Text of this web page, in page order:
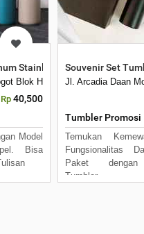
Kecamatan Batuceper Kota
Stainless Tumbler Japan
Blok H7 No 16 Daan Mogot
Rp 40,500
Model
Bisa
Souvenir Set
Jl. Arcadia Daan
Tumbler Promosi
Temukan
Fungsionalitas
Paket
Tumbler